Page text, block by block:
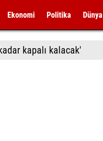
Ekonomi Politika Dünya
kapalı kalacak'